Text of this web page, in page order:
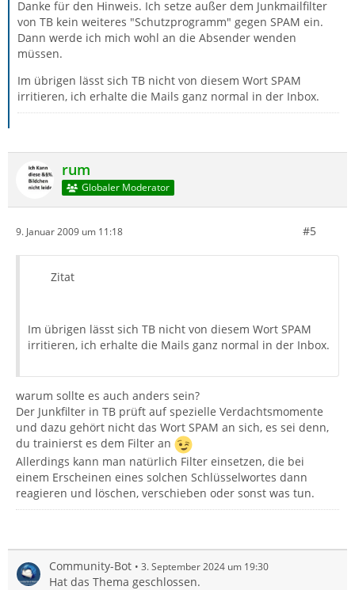
Danke für den Hinweis. Ich setze außer dem Junkmailfilter
von TB kein weiteres "Schutzprogramm" gegen SPAM ein.
Dann werde ich mich wohl an die Absender wenden
müssen.
Im übrigen lässt sich TB nicht von diesem Wort SPAM
irritieren, ich erhalte die Mails ganz normal in der Inbox.
rum
Globaler Moderator
9. Januar 2009 um 11:18 #5
Zitat
Im übrigen lässt sich TB nicht von diesem Wort SPAM
irritieren, ich erhalte die Mails ganz normal in der Inbox.
warum sollte es auch anders sein?
Der Junkfilter in TB prüft auf spezielle Verdachtsmomente
und dazu gehört nicht das Wort SPAM an sich, es sei denn,
du trainierst es dem Filter an
Allerdings kann man natürlich Filter einsetzen, die bei
einem Erscheinen eines solchen Schlüsselwortes dann
reagieren und löschen, verschieben oder sonst was tun.
Community-Bot 3. September 2024 um 19:30
Hat das Thema geschlossen.